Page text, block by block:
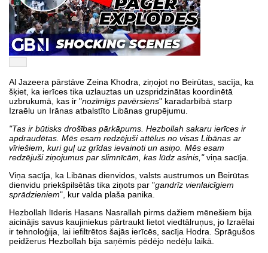
Al Jazeera pārstāve Zeina Khodra, ziņojot no Beirūtas, sacīja, ka
šķiet, ka ierīces tika uzlauztas un uzspridzinātas koordinētā
uzbrukumā, kas ir "nozīmīgs pavērsiens" karadarbībā starp
Izraēlu un Irānas atbalstīto Libānas grupējumu.
"Tas ir būtisks drošības pārkāpums. Hezbollah sakaru ierīces ir
apdraudētas. Mēs esam redzējuši attēlus no visas Libānas ar
vīriešiem, kuri guļ uz grīdas ievainoti un asiņo. Mēs esam
redzējuši ziņojumus par slimnīcām, kas lūdz asinis,"viņa sacīja.
Viņa sacīja, ka Libānas dienvidos, valsts austrumos un Beirūtas
dienvidu priekšpilsētās tika ziņots par "gandrīz vienlaicīgiem
sprādzieniem", kur valda plaša panika.
Hezbollah līderis Hasans Nasrallah pirms dažiem mēnešiem bija
aicinājis savus kaujiniekus pārtraukt lietot viedtālruņus, jo Izraēlai
ir tehnoloģija, lai iefiltrētos šajās ierīcēs, sacīja Hodra. Sprāgušos
peidžerus Hezbollah bija saņēmis pēdējo nedēļu laikā.